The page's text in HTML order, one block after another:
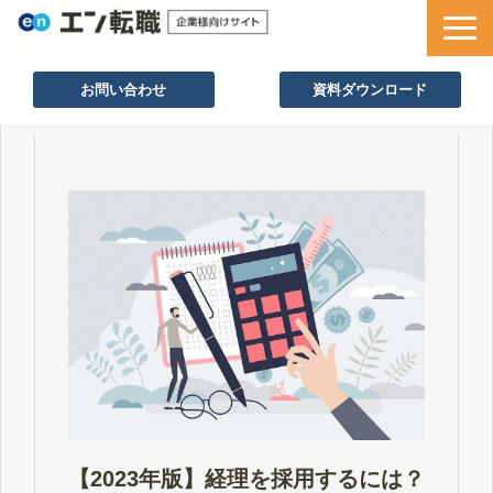
お問い合わせ 資料ダウンロード
採用事例
セミナー情報
お役立ち資料
【2023年版】経理を採用するには？